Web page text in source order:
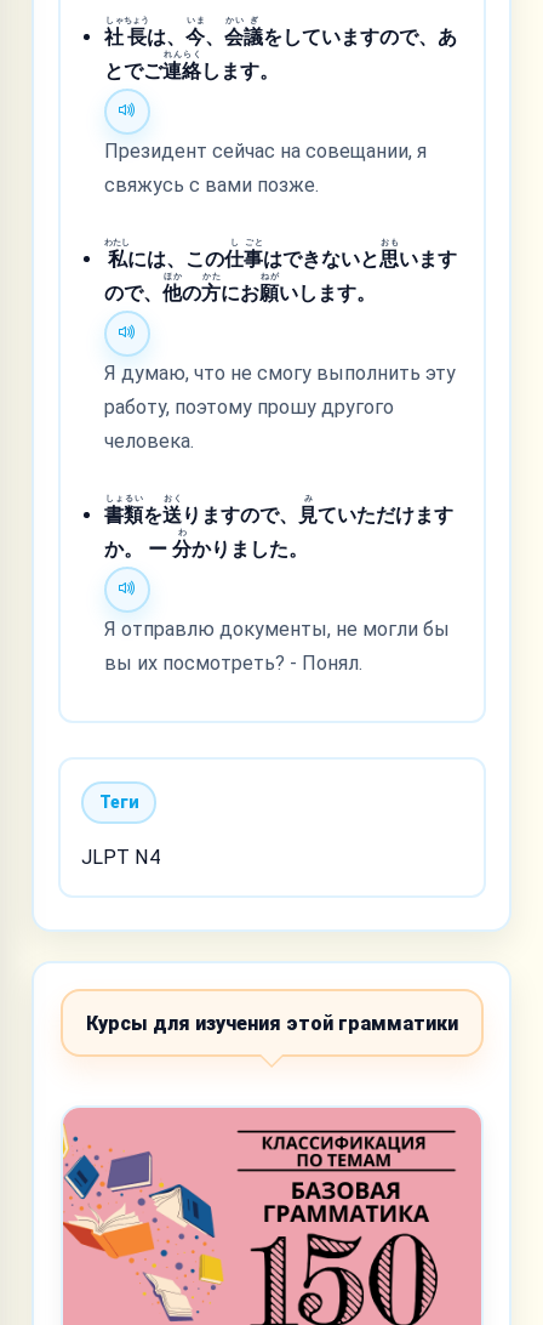
社
しゃ
長
ちょう
は、今
いま
、会
かい
議
ぎ
をしていますので、あ
とでご連
れん
絡
らく
します。
Президент сейчас на совещании, я
свяжусь с вами позже.
私
わたし
には、この仕
し
事
ごと
はできないと思
おも
います
ので、他
ほか
の方
かた
にお願
ねが
いします。
Я думаю, что не смогу выполнить эту
работу, поэтому прошу другого
человека.
書
しょ
類
るい
を送
おく
りますので、 見
み
ていただけます
か。 ー分
わ
かりました。
Я отправлю документы, не могли бы
вы их посмотреть? - Понял.
Теги
JLPT N4
Курсы для изучения этой грамматики